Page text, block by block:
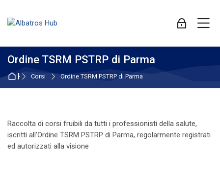
Login
Ordine TSRM PSTRP di Parma
Home
Corsi Ordine TSRM PSTRP di Parma
Raccolta di corsi fruibili da tutti i professionisti della salute,
iscritti all'Ordine TSRM PSTRP di Parma, regolarmente registrati
ed autorizzati alla visione